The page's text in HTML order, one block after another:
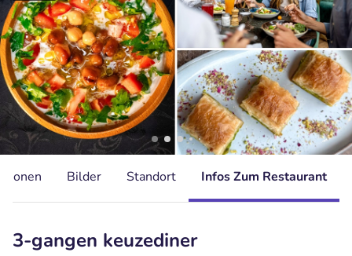
Bilder Standort Infos Zum Restaurant
3-gangen keuzediner